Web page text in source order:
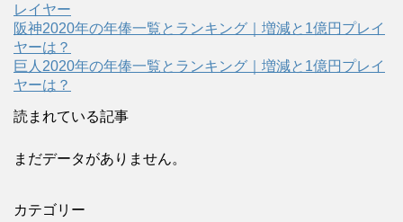
レイヤー
阪神2020年の年俸一覧とランキング｜増減と1億円プレイ
ヤーは？
巨人2020年の年俸一覧とランキング｜増減と1億円プレイ
ヤーは？
読まれている記事
まだデータがありません。
カテゴリー